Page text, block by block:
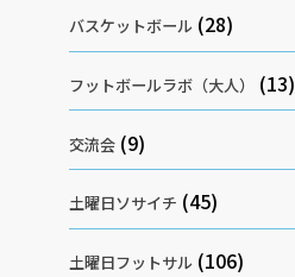
バスケットボール (28)
フットボールラボ（大人） (13)
交流会 (9)
土曜日ソサイチ (45)
土曜日フットサル (106)